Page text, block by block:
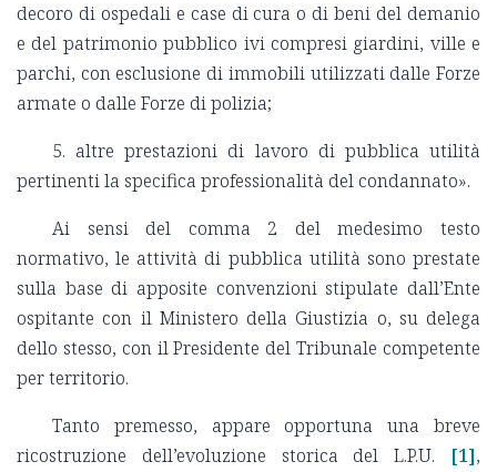
decoro di ospedali e case di cura o di beni del demanio
e del patrimonio pubblico ivi compresi giardini, ville e
parchi, con esclusione di immobili utilizzati dalle Forze
armate o dalle Forze di polizia;
5. altre prestazioni di lavoro di pubblica utilità
pertinenti la specifica professionalità del condannato».
Ai sensi del comma 2 del medesimo testo
normativo, le attività di pubblica utilità sono prestate
sulla base di apposite convenzioni stipulate dall’Ente
ospitante con il Ministero della Giustizia o, su delega
dello stesso, con il Presidente del Tribunale competente
per territorio.
Tanto premesso, appare opportuna una breve
ricostruzione dell’evoluzione storica del L.P.U.
[1],